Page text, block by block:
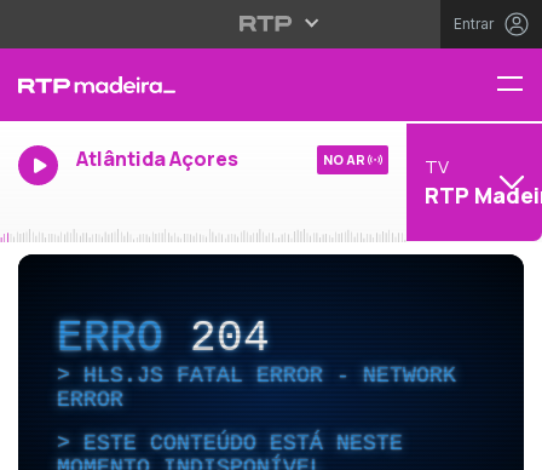
Entrar
Atlântida Açores NO AR TV
RTP
ERRO204
HLS.JS FATAL ERROR - NETWORK
ERROR
ESTE CONTEÚDO ESTÁ NESTE